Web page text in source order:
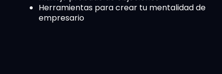
Herramientas para crear tu mentalidad de
empresario